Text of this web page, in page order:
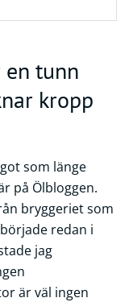
en tunn
kropp
som länge
på Ölbloggen.
bryggeriet som
redan i
jag
är väl ingen